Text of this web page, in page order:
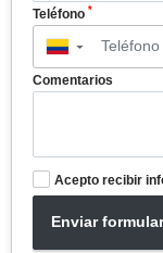
Teléfono *
▼
Comentarios
Acepto recibir
Enviar